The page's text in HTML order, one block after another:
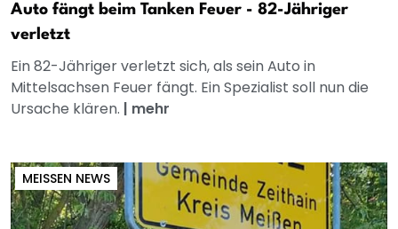
Auto fängt beim Tanken Feuer - 82-Jähriger
verletzt
Ein 82-Jähriger verletzt sich, als sein Auto in
Mittelsachsen Feuer fängt. Ein Spezialist soll nun die
Ursache klären. | mehr
MEISSEN NEWS